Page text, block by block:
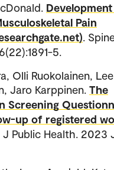
Pain
.
5.
Olli Ruokolainen,
Jaro Karppinen. The
Screening
up of registered
J Public Health. 2023